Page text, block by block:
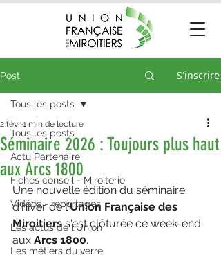
Post S'inscrire
Tous les posts
Actu Partenaire
Fiches conseil - Miroiterie
Vidéos - reportages
Les actus de l'Union
Les métiers du verre
Tous les posts
Séminaire 2026 : Toujours plus haut
aux Arcs 1800
2 févr.1 min de lecture
Une nouvelle édition du séminaire
d'hiver de l'Union Française des
Miroitiers s'est clôturée ce week-end
aux Arcs 1800.